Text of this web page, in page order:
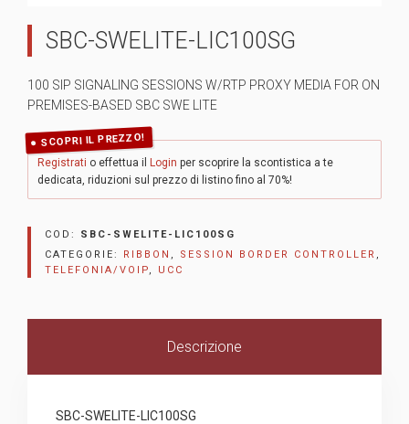
SBC-SWELITE-LIC100SG
100 SIP SIGNALING SESSIONS W/RTP PROXY MEDIA FOR ON
PREMISES-BASED SBC SWE LITE
SCOPRI IL PREZZO!
Registrati o effettua il Login per scoprire la scontistica a te
dedicata, riduzioni sul prezzo di listino fino al 70%!
COD: SBC-SWELITE-LIC100SG
CATEGORIE: RIBBON , SESSION BORDER CONTROLLER ,
TELEFONIA/VOIP, UCC
Descrizione
SBC-SWELITE-LIC100SG